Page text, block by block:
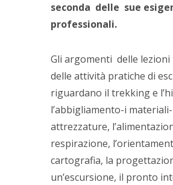
seconda delle sue
professionali.
Gli argomenti delle lezioni
delle attività pratiche di
riguardano il trekking e
l’abbigliamento-i
attrezzature,
respirazione,
cartografia, la
un’escursione, il pronto